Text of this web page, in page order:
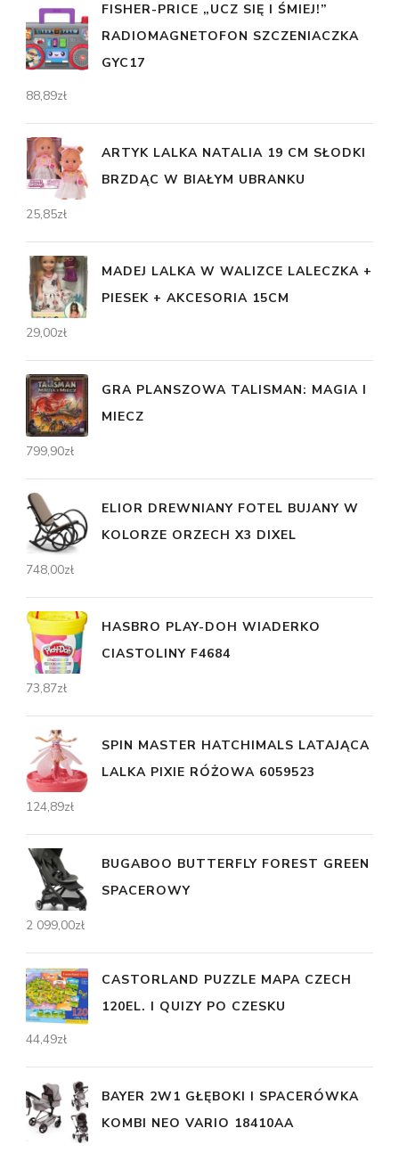
FISHER-PRICE „UCZ SIĘ I ŚMIEJ!”
RADIOMAGNETOFON SZCZENIACZKA
GYC17
88,89zł
ARTYK LALKA NATALIA 19 CM SŁODKI
BRZDĄC W BIAŁYM UBRANKU
25,85zł
MADEJ LALKA W WALIZCE LALECZKA +
PIESEK + AKCESORIA 15CM
29,00zł
GRA PLANSZOWA TALISMAN: MAGIA I
MIECZ
799,90zł
ELIOR DREWNIANY FOTEL BUJANY W
KOLORZE ORZECH X3 DIXEL
748,00zł
HASBRO PLAY-DOH WIADERKO
CIASTOLINY F4684
73,87zł
SPIN MASTER HATCHIMALS LATAJĄCA
LALKA PIXIE RÓŻOWA 6059523
124,89zł
BUGABOO BUTTERFLY FOREST GREEN
SPACEROWY
2 099,00zł
CASTORLAND PUZZLE MAPA CZECH
120EL. I QUIZY PO CZESKU
44,49zł
BAYER 2W1 GŁĘBOKI I SPACERÓWKA
KOMBI NEO VARIO 18410AA